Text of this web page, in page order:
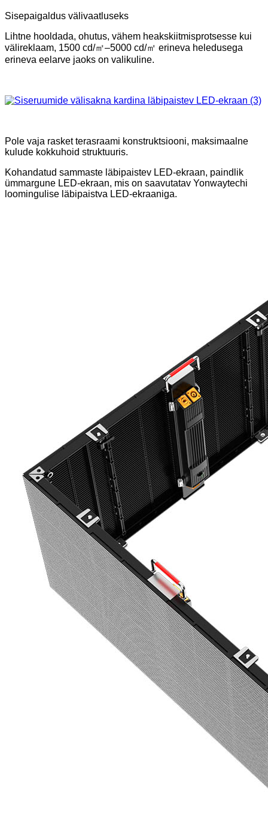
Sisepaigaldus välivaatluseks
Lihtne hooldada, ohutus, vähem heakskiitmisprotsesse kui
välireklaam, 1500 cd/㎡–5000 cd/㎡ erineva heledusega
erineva eelarve jaoks on valikuline.
Pole vaja rasket terasraami konstruktsiooni, maksimaalne
kulude kokkuhoid struktuuris.
Kohandatud sammaste läbipaistev LED-ekraan, paindlik
ümmargune LED-ekraan, mis on saavutatav Yonwaytechi
loomingulise läbipaistva LED-ekraaniga.